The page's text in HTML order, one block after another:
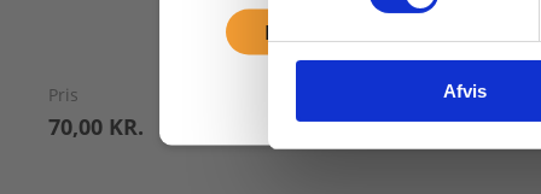
Afvis
Pris
70,00 KR.
Pris
70,00 KR.
Fortsæt som privat